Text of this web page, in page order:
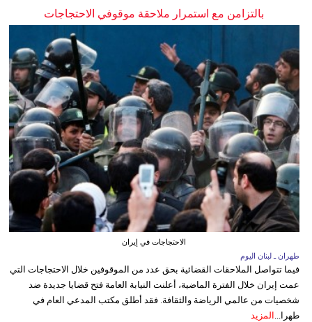
بالتزامن مع استمرار ملاحقة موقوفي الاحتجاجات
الاحتجاجات في إيران
طهران ـ لبنان اليوم
فيما تتواصل الملاحقات القضائية بحق عدد من الموقوفين خلال الاحتجاجات التي
عمت إيران خلال الفترة الماضية، أعلنت النيابة العامة فتح قضايا جديدة ضد
شخصيات من عالمي الرياضة والثقافة. فقد أطلق مكتب المدعي العام في
طهرا... المزيد